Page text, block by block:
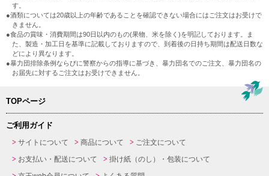
す。
●酒類については20歳以上の年齢であることを確認できない場合にはご注文はお受けで
きません。
●食品の賞味・消費期間は90日以内のもの(果物、米を除く)を明記しております。ま
た、製造・加工日を基準に記載しておりますので、到着後の日持ち期間は配送日数な
どにより異なります。
●暴力団排除条例ならびに警察からの指導に基づき、暴力団名でのご注文、暴力団名の
お届先に対するご注文はお受けできません。
TOPページ
ご利用ガイド
サイトについて 商品について
ご注文について
お支払い・配送について
掛け紙（のし）・包装について